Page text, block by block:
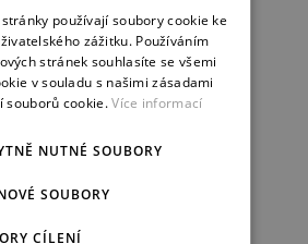
vzácný host v roli
ve Věci Makropulos
GERMAN
používají soubory cookie ke
zážitku. Používáním
stránek souhlasíte se všemi
v souladu s našimi zásadami
souborů cookie.Více informací
NUTNÉ SOUBORY
SOUBORY
CÍLENÍ